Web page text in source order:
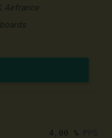
Airfrance
4,00 %